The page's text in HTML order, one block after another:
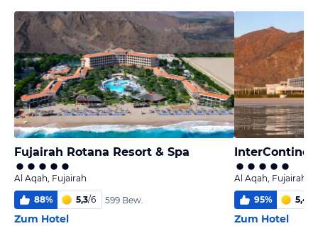
Fujairah Rotana Resort & Spa
Al Aqah, Fujairah
88% 5,3/6 599 Bew.
Zum Hotel
Al Aqah, Fujairah
95% 5,4
Zum Hotel